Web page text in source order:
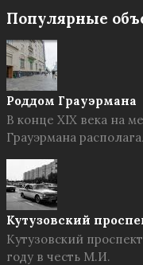
Популярные
Роддом Грауэрмана
В конце XIX века на
Грауэрмана
Кутузовский
Кутузовский
году в честь М.И.